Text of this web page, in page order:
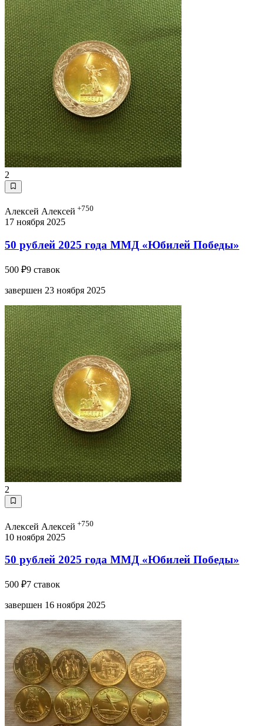
2
Алексей Алексей +750
17 ноября 2025
50 рублей 2025 года ММД «Юбилей Победы»
500 ₽9 ставок
завершен 23 ноября 2025
2
Алексей Алексей +750
10 ноября 2025
50 рублей 2025 года ММД «Юбилей Победы»
500 ₽7 ставок
завершен 16 ноября 2025